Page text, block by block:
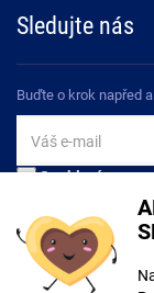
Sledujte nás
Buďte o krok napřed
Souhlasím se